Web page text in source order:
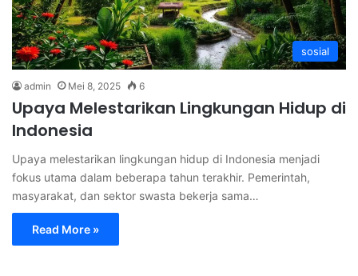
sosial
admin Mei 8, 2025 6
Upaya Melestarikan Lingkungan Hidup di
Indonesia
Upaya melestarikan lingkungan hidup di Indonesia menjadi
fokus utama dalam beberapa tahun terakhir. Pemerintah,
masyarakat, dan sektor swasta bekerja sama…
Read More »